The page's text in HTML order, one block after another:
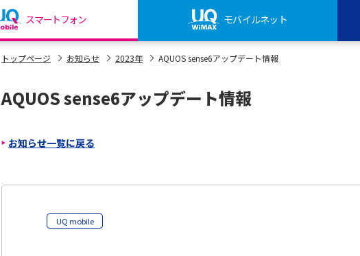
スマートフォン モバイルネット
my UQ WiMAX
My UQ mobile
UQ mobile
トップページ お知らせ 2023年 AQUOS sense6アップデート情報
AQUOS sense6アップデート情報
お知らせ一覧に戻る
UQ mobile